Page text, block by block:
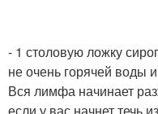
- 1 столовую ложку
не очень горячей воды
Вся лимфа начинает